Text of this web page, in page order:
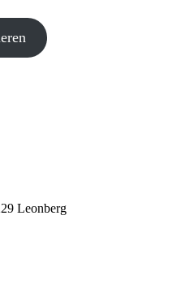
Leonberg